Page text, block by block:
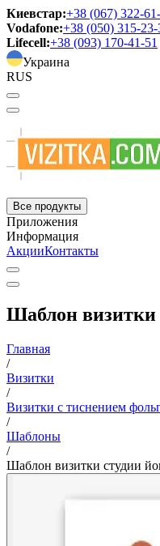
Киевстар:+38 (067) 322-
Vodafone:+38 (050) 315-23-
Lifecell:+38 (093) 170-41-51
Украина
RUS
Все продукты
Приложения
Информация
АкцииКонтакты
Шаблон визитки
Главная
/
Визитки
/
Визитки с тиснением
/
Шаблоны
/
Шаблон визитки студии